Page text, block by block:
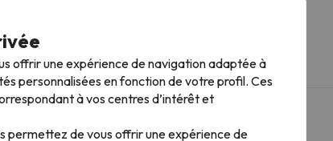
offrir une expérience de navigation adaptée à
personnalisées en fonction de votre profil. Ces
à vos centres d’intérêt et
permettez de vous offrir une expérience de